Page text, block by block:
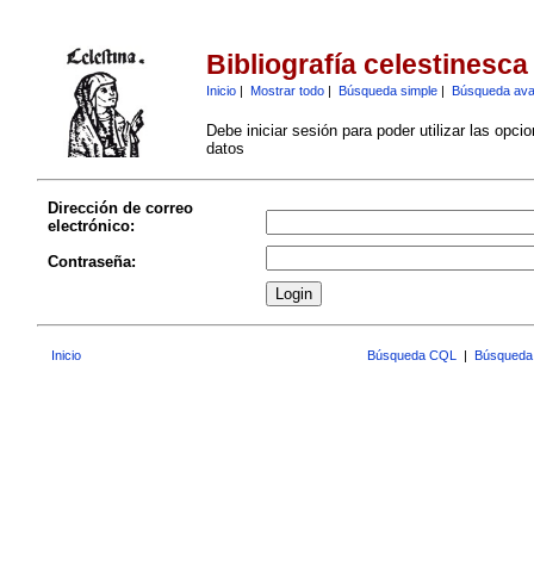
Bibliografía celestinesca
Inicio| Mostrar todo| Búsqueda simple| Búsqueda
Debe iniciar sesión para poder utilizar las
datos
Dirección de correo
electrónico:
Contraseña:
Inicio Búsqueda CQL |